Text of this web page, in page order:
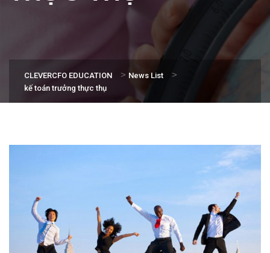
CLEVERCFO EDUCATION > News List >
kế toán trưởng thực thụ